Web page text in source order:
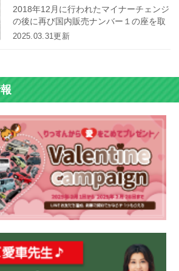
ース業者をご紹介したいと思います。
ジで何が変わった？
2018年12月に行われたマイナーチェンジ
の後に再び国内販売ナンバー１の座を取
り返したプリウス。４代目の発売後に予
どのように進化しているのかについても
2025.03.31更新